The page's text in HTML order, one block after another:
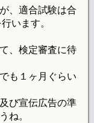
、適合試験は合
います。
、検定審査に待
も１ヶ月ぐらい
び宣伝広告の準
ね。